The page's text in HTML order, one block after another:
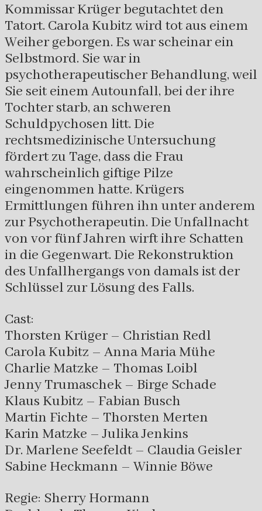
Kommissar Krüger begutachtet den
Tatort. Carola Kubitz wird tot aus einem
Weiher geborgen. Es war scheinar ein
Selbstmord. Sie war in
psychotherapeutischer Behandlung, weil
Sie seit einem Autounfall, bei der ihre
Tochter starb, an schweren
Schuldpychosen litt. Die
rechtsmedizinische Untersuchung
fördert zu Tage, dass die Frau
wahrscheinlich giftige Pilze
eingenommen hatte. Krügers
Ermittlungen führen ihn unter anderem
zur Psychotherapeutin. Die Unfallnacht
von vor fünf Jahren wirft ihre Schatten
in die Gegenwart. Die Rekonstruktion
des Unfallhergangs von damals ist der
Schlüssel zur Lösung des Falls.
Cast:
Thorsten Krüger – Christian Redl
Carola Kubitz – Anna Maria Mühe
Charlie Matzke – Thomas Loibl
Jenny Trumaschek – Birge Schade
Klaus Kubitz – Fabian Busch
Martin Fichte – Thorsten Merten
Karin Matzke – Julika Jenkins
Dr. Marlene Seefeldt – Claudia Geisler
Sabine Heckmann – Winnie Böwe
Regie: Sherry Hormann